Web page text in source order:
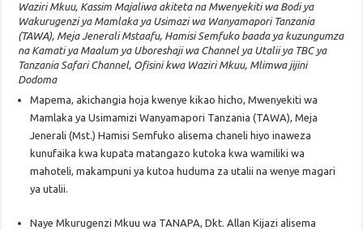
Waziri Mkuu, Kassim Majaliwa akiteta na Mwenyekiti wa Bodi ya
Wakurugenzi ya Mamlaka ya Usimazi wa Wanyamapori Tanzania
(TAWA), Meja Jenerali Mstaafu, Hamisi Semfuko baada ya kuzungumza
na Kamati ya Maalum ya Uboreshaji wa Channel ya Utalii ya TBC ya
Tanzania Safari Channel, Ofisini kwa Waziri Mkuu, Mlimwa jijini
Dodoma
Mapema, akichangia hoja kwenye kikao hicho, Mwenyekiti wa
Mamlaka ya Usimamizi Wanyamapori Tanzania (TAWA), Meja
Jenerali (Mst.) Hamisi Semfuko alisema chaneli hiyo inaweza
kunufaika kwa kupata matangazo kutoka kwa wamiliki wa
mahoteli, makampuni ya kutoa huduma za utalii na wenye magari
ya utalii.
Naye Mkurugenzi Mkuu wa TANAPA, Dkt. Allan Kijazi alisema